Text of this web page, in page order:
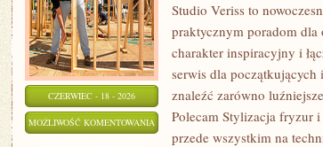
CZERWIEC - 18 - 2026
MOŻLIWOŚĆ KOMENTOWANIA PIELĘGNACJA
Studio Veriss to
praktycznym poradom dla
charakter inspiracyjny i
serwis dla
znaleźć zarówno
Polecam Stylizacja fryzur
przede wszystkim na